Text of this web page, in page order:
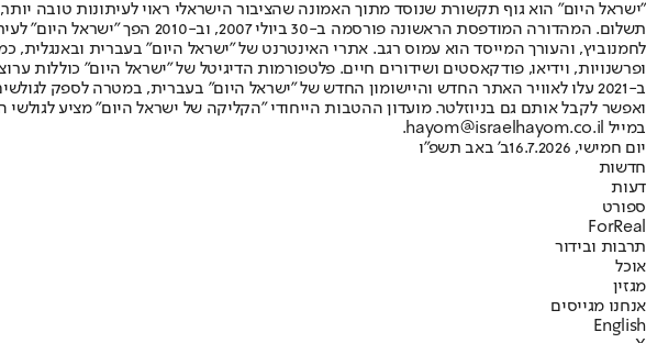
"ישראל היום" הוא גוף תקשורת שנוסד מתוך האמונה שהציבור הישראלי ראוי לעיתונות טובה
תשלום. המהדורה המודפסת
ופרשנויות, וידיאו, פודקאסטים ושידורים חיים. פלטפורמות הדיגיטל של "ישראל היום" כוללות
ב-2021 עלו לאוויר האתר החדש והיישומון החדש של "ישראל היום" בעברית, במטרה לספק
ואפשר לקבל אותם גם בניוזלטר. מועדון ההטבות הייחודי "הקליקה של ישראל היום" מציע
במייל hayom@israelhayom.co.il.
יום חמישי, 16.7.2026
ב' באב תשפ"ו
חדשות
דעות
ספורט
ForReal
תרבות ובידור
אוכל
מגזין
אנחנו מגייסים
English